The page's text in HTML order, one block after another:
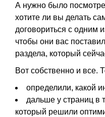
А нужно было
хотите ли вы делать
договориться с одним
чтобы они вас
раздела, который
Вот собственно и все.
определили, какой
дальше у страниц в
который решили